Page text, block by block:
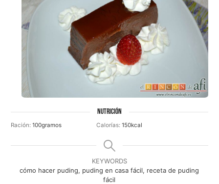
NUTRICIÓN
Ración:100gramos Calorías:150kcal
KEYWORDS
cómo hacer puding, puding en casa fácil, receta de puding
fácil